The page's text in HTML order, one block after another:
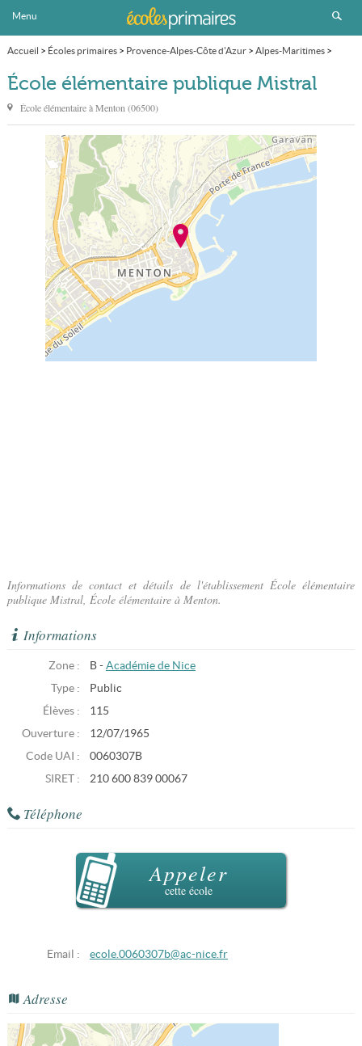
Menu
Accueil > Écoles primaires> Provence-Alpes-Côte d'Azur> Alpes-Maritimes>
Menton > École élémentaire publique Mistral
École élémentaire publique Mistral
École élémentaire àMenton (06500)
Informations de contact et détails de l'établissement École élémentaire
publique Mistral, École élémentaire à Menton.
Informations
Zone : B - Académie de Nice
Type :
Public
Élèves :
115
Ouverture :
12/07/1965
Code UAI :
0060307B
SIRET :
210 600 839 00067
Téléphone
Appeler
cette école
Email : ecole.0060307b@ac-nice.fr
Adresse